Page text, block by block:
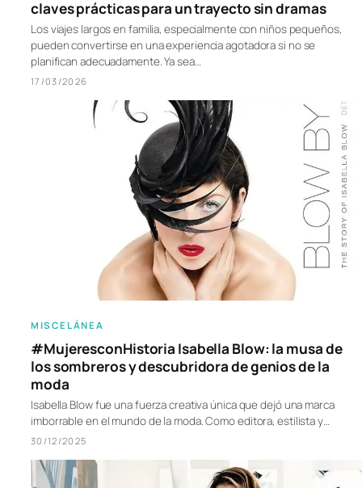
claves prácticas para un trayecto sin dramas
Los viajes largos en familia, especialmente con niños pequeños,
pueden convertirse en una experiencia agotadora si no se
planifican adecuadamente. Ya sea…
17/03/2026
MISCELÁNEA
#MujeresconHistoria Isabella Blow: la musa de
los sombreros y descubridora de genios de la
moda
Isabella Blow fue una fuerza creativa única que dejó una marca
imborrable en el mundo de la moda. Como editora, estilista y…
30/12/2025